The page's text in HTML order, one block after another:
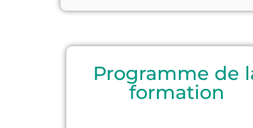
Programme de
formation